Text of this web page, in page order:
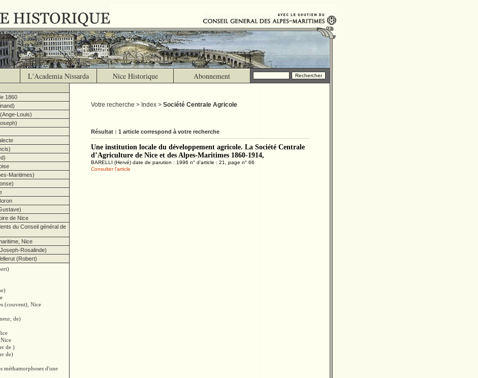
L'Academia Nissarda Nice Historique Abonnement
1860
Louis)
Maritimes)
de Nice
du Conseil général de
Nice
Rosalinde)
(Robert)
(couvent), Nice
de)
de )
de)
méthamorphoses d'une
Votre recherche > Index > Société Centrale Agricole
Résultat : 1 article correspond à votre recherche
Une institution locale du développement agricole. La Société Centrale
d’Agriculture de Nice et des Alpes-Maritimes 1860-1914,
BARELLI (Hervé) date de parution : 1996 n° d'article : 21, page n° 66
Consulter l'article